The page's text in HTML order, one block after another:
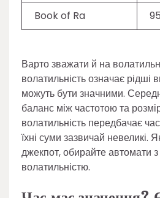
Book of Ra
Варто зважати й на
волатильність означає рідші
можуть бути значними.
баланс між частотою та
волатильність передбачає
їхні суми зазвичай невеликі.
джекпот, обирайте автомати
волатильністю.